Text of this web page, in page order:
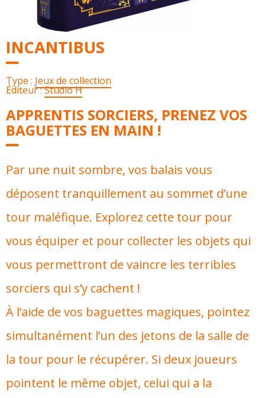
INCANTIBUS
Type : Jeux de collection
Éditeur :Studio H
APPRENTIS SORCIERS, PRENEZ VOS
BAGUETTES EN MAIN !
Par une nuit sombre, vos balais vous
déposent tranquillement au sommet d’une
tour maléfique. Explorez cette tour pour
vous équiper et pour collecter les objets qui
vous permettront de vaincre les terribles
sorciers qui s’y cachent !
À l’aide de vos baguettes magiques, pointez
simultanément l’un des jetons de la salle de
la tour pour le récupérer. Si deux joueurs
pointent le même objet, celui qui a la